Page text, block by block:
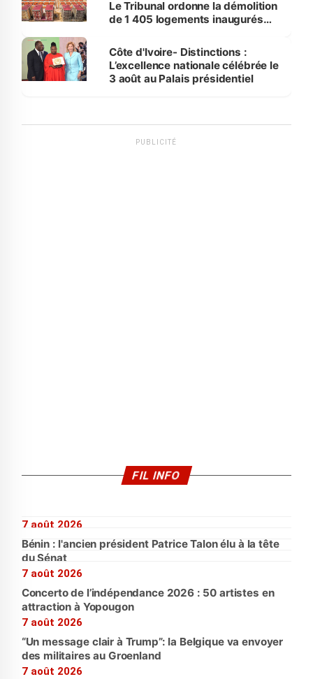
Le Tribunal ordonne la démolition
de 1 405 logements inaugurés
Bassam
Côte d'Ivoire- Distinctions :
L’excellence nationale célébrée le
3 août au Palais présidentiel
PUBLICITÉ
FIL INFO
7 août 2026
Bénin : l'ancien président Patrice Talon élu à la tête
du Sénat
7 août 2026
Concerto de l’indépendance 2026 : 50 artistes en
attraction à Yopougon
7 août 2026
“Un message clair à Trump”: la Belgique va envoyer
des militaires au Groenland
7 août 2026